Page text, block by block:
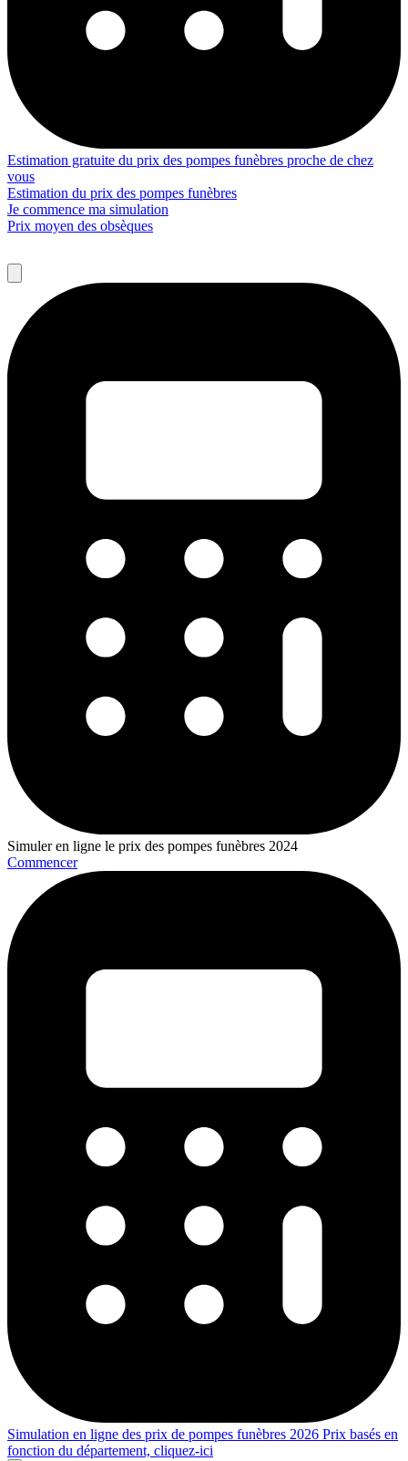
Estimation gratuite du prix des pompes funèbres proche de chez
vous
Estimation du prix des pompes funèbres
Je commence ma simulation
Prix moyen des obsèques
Simuler en ligne le prix des pompes funèbres 2024
Commencer
Simulation en ligne des prix de pompes funèbres 2026 Prix basés en
fonction du département, cliquez-ici